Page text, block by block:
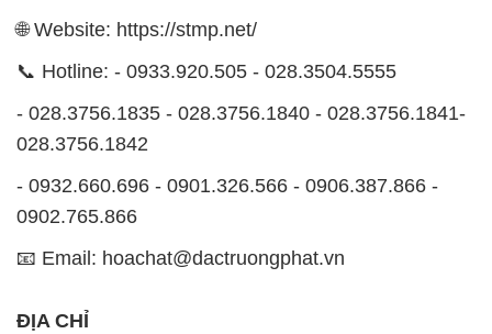
🌐 Website: https://stmp.net/
📞 Hotline: - 0933.920.505 - 028.3504.5555
- 028.3756.1835 - 028.3756.1840 - 028.3756.1841-
028.3756.1842
- 0932.660.696 - 0901.326.566 - 0906.387.866 -
0902.765.866
📧 Email: hoachat@dactruongphat.vn
ĐỊA CHỈ